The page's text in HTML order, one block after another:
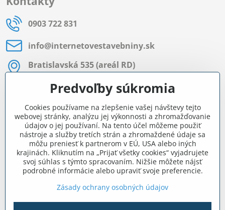
0903 722 831
info​@internetovestavebniny​.sk
Bratislavská 535 (areál RD)
Most pri Bratislave
Pon - Pia 8:00 - 11:30 a 12:15 - 15:30
Facebook
Navigácia
Všetko o nákupe
Predvoľby súkromia
Cookies používame na zlepšenie vašej návštevy tejto
webovej stránky, analýzu jej výkonnosti a zhromažďovanie
údajov o jej používaní. Na tento účel môžeme použiť
nástroje a služby tretích strán a zhromaždené údaje sa
môžu preniesť k partnerom v EÚ, USA alebo iných
krajinách. Kliknutím na „Prijať všetky cookies“ vyjadrujete
svoj súhlas s týmto spracovaním. Nižšie môžete nájsť
podrobné informácie alebo upraviť svoje preferencie.
Zásady ochrany osobných údajov